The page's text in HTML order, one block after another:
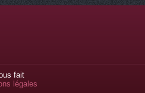
fait
légales